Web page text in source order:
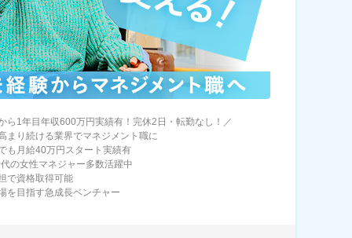
ら1年目年収600万円実績有！完休2日・転勤なし！／
まり続ける業界でマネジメント職に
も月給40万円スタート実績有
の女性マネジャー多数活躍中
で資格取得可能
を目指す急成長ベンチャー